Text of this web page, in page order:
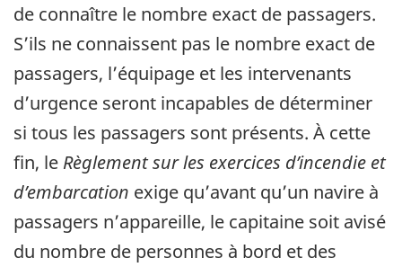
de connaître le nombre exact de passagers.
S’ils ne connaissent pas le nombre exact de
passagers, l’équipage et les intervenants
d’urgence seront incapables de déterminer
si tous les passagers sont présents. À cette
fin, le Règlement sur les exercices d’incendie et
d’embarcation exige qu’avant qu’un navire à
passagers n’appareille, le capitaine soit avisé
du nombre de personnes à bord et des